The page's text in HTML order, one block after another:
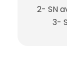
2- SN
3-